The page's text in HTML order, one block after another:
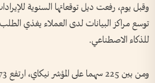
وقبل يوم، رفعت ديل توقعاتها السنوية
توسع مراكز البيانات لدى العملاء يغذي
للذكاء الاصطناعي.